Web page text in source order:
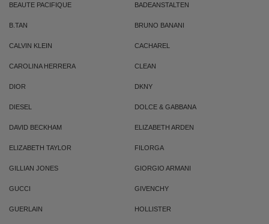
BEAUTE PACIFIQUE BADEANSTALTEN
B.TAN BRUNO BANANI
CALVIN KLEIN CACHAREL
CAROLINA HERRERA CLEAN
DIOR DKNY
DIESEL DOLCE & GABBANA
DAVID BECKHAM ELIZABETH ARDEN
ELIZABETH TAYLOR FILORGA
GILLIAN JONES GIORGIO ARMANI
GUCCI GIVENCHY
GUERLAIN HOLLISTER